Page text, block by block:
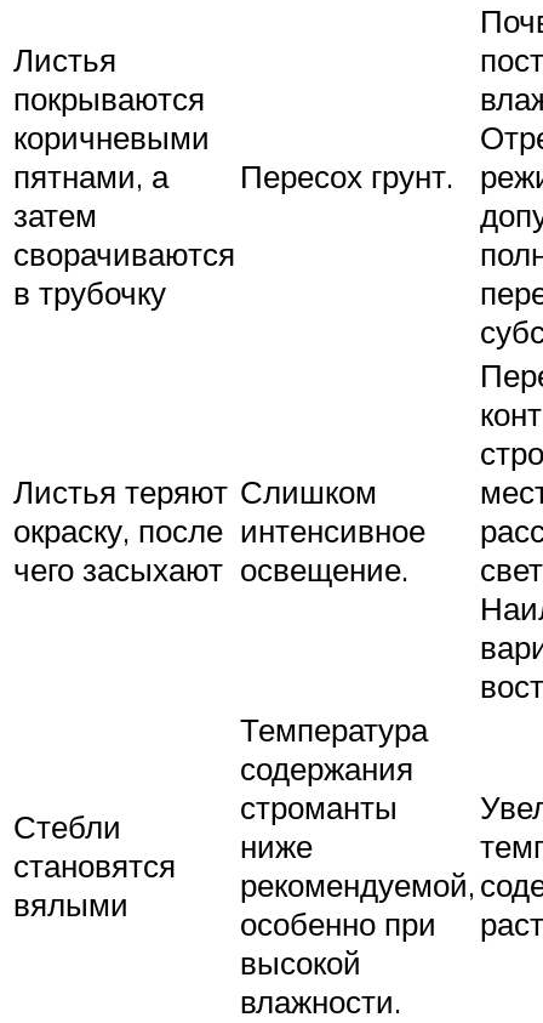
Листья
покрываются
коричневыми
пятнами, а
затем
сворачиваются
в трубочку
Пересох грунт.
Листья теряют
окраску, после
чего засыхают
Слишком
интенсивное
освещение.
Стебли
становятся
вялыми
Температура
содержания
строманты
ниже
рекомендуемой,
особенно при
высокой
влажности.